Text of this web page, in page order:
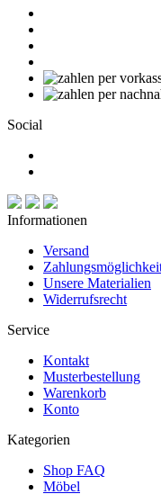
Social
Informationen
Versand
Unsere Materialien
Widerrufsrecht
Service
Kontakt
Musterbestellung
Warenkorb
Konto
Kategorien
Shop FAQ
Möbel